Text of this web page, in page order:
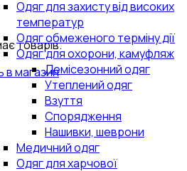
товарів.
в магазин
Одяг для захисту від високих
температур
Одяг обмеженого терміну дії
Одяг для охорони, камуфляж
Демісезонний одяг
Утеплений одяг
Взуття
Спорядження
Нашивки, шеврони
Медичний одяг
Одяг для харчової